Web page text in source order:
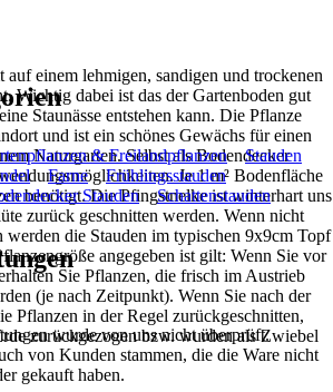
einem lehmigen, sandigen und trockenen
Wichtig dabei ist das der Gartenboden gut
Staunässe entstehen kann. Die Pflanze
und ist ein schönes Gewächs für einen
Naturgarten. Selbst als Bodendecker
Je 1 m² Bodenfläche
benötigt. Die Pfingstnelke ist winterhart uns
zurück geschnitten werden. Wenn nicht
werden die Stauden im typischen 9x9cm Topf
angegeben ist gilt: Wenn Sie vor
Sie Pflanzen, die frisch im Austrieb
(je nach Zeitpunkt). Wenn Sie nach der
Pflanzen in der Regel zurückgeschnitten,
zurückgezogen bzw. wurden als Zwiebel
& Freilandpflanzen
Stauden
Farne
Frühlingsstauden
Stauden
Schattenstauden
wurde von uns nicht überprüft.
von Kunden stammen, die die Ware nicht
gekauft haben.